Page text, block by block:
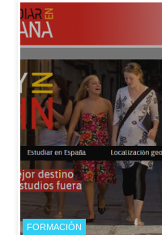
FORMACIÓN